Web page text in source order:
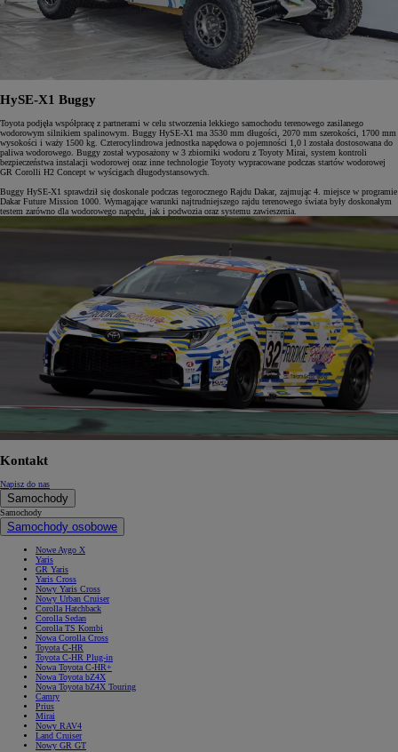
HySE-X1 Buggy
Toyota podjęła współpracę z partnerami w celu stworzenia lekkiego samochodu terenowego zasilanego
wodorowym silnikiem spalinowym. Buggy HySE-X1 ma 3530 mm długości, 2070 mm szerokości, 1700 mm
wysokości i waży 1500 kg. Czterocylindrowa jednostka napędowa o pojemności 1,0 l została dostosowana do
paliwa wodorowego. Buggy został wyposażony w 3 zbiorniki wodoru z Toyoty Mirai, system kontroli
bezpieczeństwa instalacji wodorowej oraz inne technologie Toyoty wypracowane podczas startów wodorowej
GR Corolli H2 Concept w wyścigach długodystansowych.
Buggy HySE-X1 sprawdził się doskonale podczas tegorocznego Rajdu Dakar, zajmując 4. miejsce w programie
Dakar Future Mission 1000. Wymagające warunki najtrudniejszego rajdu terenowego świata były doskonałym
testem zarówno dla wodorowego napędu, jak i podwozia oraz systemu zawieszenia.
Kontakt
Napisz do nas
Samochody
Samochody
Samochody osobowe
Nowe Aygo X
Yaris
GR Yaris
Yaris Cross
Nowy Yaris Cross
Nowy Urban Cruiser
Corolla Hatchback
Corolla Sedan
Corolla TS Kombi
Nowa Corolla Cross
Toyota C-HR
Toyota C-HR Plug-in
Nowa Toyota C-HR+
Nowa Toyota bZ4X
Nowa Toyota bZ4X Touring
Camry
Prius
Mirai
Nowy RAV4
Land Cruiser
Nowy GR GT